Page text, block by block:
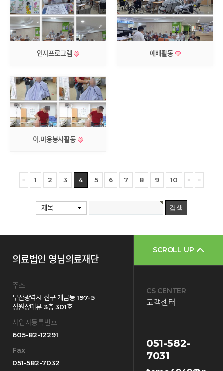
인지프로그램 예배활동
이.미용봉사활동
1 2 3 4 5 6 7 8 9 10
제목
의료법인 영님의료재단
주소
부산광역시 진구 개금동 197-5
성원상떼뷰 3층 301호
사업자등록번호
605-82-12291
Fax
051-582-7032
SCROLL UP
CS CENTER
고객센터
051-582-
7031